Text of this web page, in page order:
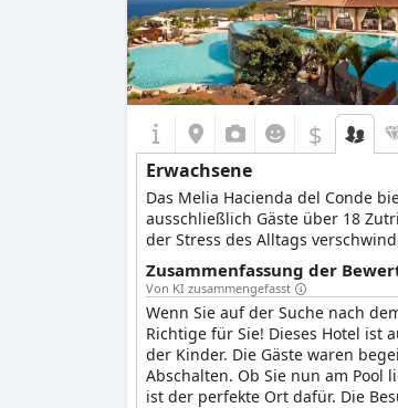
$
Erwachsene
Das Melia Hacienda del Conde
ausschließlich Gäste über 18
der Stress des Alltags
Privatssphäre lässt dieses Hotel
Zusammenfassung der
Von KI zusammengefasst
Wenn Sie auf der Suche nach
Richtige für Sie! Dieses Hotel ist
der Kinder. Die Gäste waren
Abschalten. Ob Sie nun am Pool
ist der perfekte Ort dafür. Die